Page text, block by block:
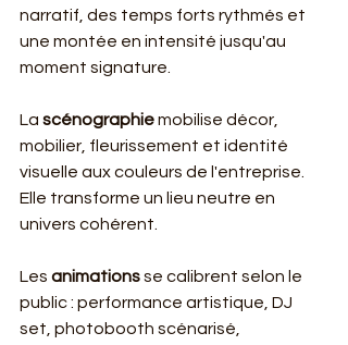
narratif, des temps forts rythmés et
une montée en intensité jusqu'au
moment signature.
La scénographie mobilise décor,
mobilier, fleurissement et identité
visuelle aux couleurs de l'entreprise.
Elle transforme un lieu neutre en
univers cohérent.
Les animations se calibrent selon le
public : performance artistique, DJ
set, photobooth scénarisé,